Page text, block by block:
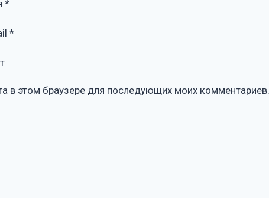
*
*
в этом браузере для последующих моих комментариев.